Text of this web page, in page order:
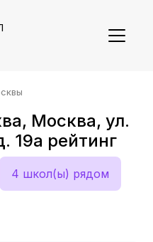
Москва, ул.
19а рейтинг
4 школ(ы) рядом